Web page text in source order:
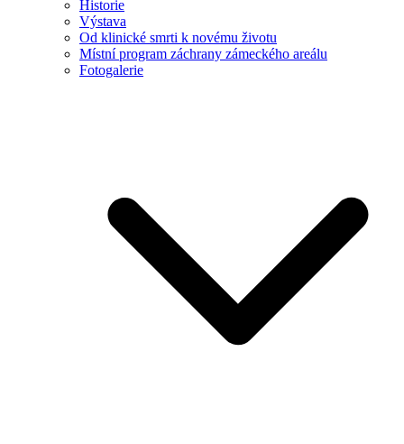
Historie
Výstava
Od klinické smrti k novému životu
Místní program záchrany zámeckého areálu
Fotogalerie